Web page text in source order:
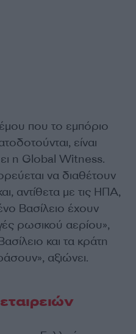
που το εμπόριο
είναι
η Global Witness.
να διαθέτουν
αντίθετα με τις ΗΠΑ,
Βασίλειο έχουν
ρωσικού αερίου»,
και τα κράτη
αξιώνει.